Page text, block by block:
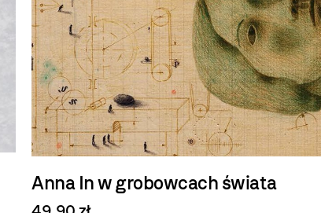
Anna In w grobowcach świata